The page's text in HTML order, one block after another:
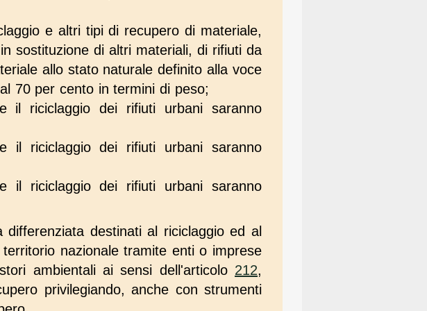
e altri tipi di recupero di materiale,
sostituzione di altri materiali, di rifiuti da
allo stato naturale definito alla voce
70 per cento in termini di peso;
riciclaggio dei rifiuti urbani saranno
riciclaggio dei rifiuti urbani saranno
riciclaggio dei rifiuti urbani saranno
destinati al riciclaggio ed al
nazionale tramite enti o imprese
ambientali ai sensi dell'articolo 212,
privilegiando, anche con strumenti